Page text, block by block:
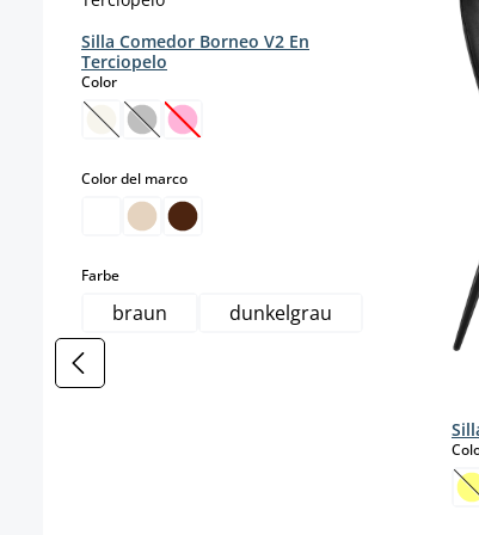
Silla Comedor Borneo V2 En
Terciopelo
Colorselect
(Esta opción no está disponible en este
(Esta opción no está disponible en este
(Esta opción no está disponible en
Color del marcoselect
Farbeselect
braun dunkelgrau